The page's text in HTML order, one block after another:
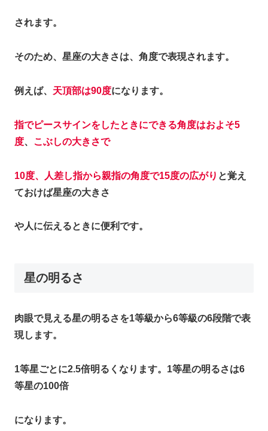
されます。
そのため、星座の大きさは、角度で表現されます。
例えば、 天頂部は90度になります。
指でピースサインをしたときにできる角度はおよそ5
度、 こぶしの大きさで
10度、人差し指から親指の角度で15度の広がり と覚え
ておけば星座の大きさ
や人に伝えるときに便利です。
星の明るさ
肉眼で見える星の明るさを1等級から6等級の6段階で表
現します。
1等星ごとに2.5倍明るくなります。1等星の明るさは6
等星の100倍
になります。